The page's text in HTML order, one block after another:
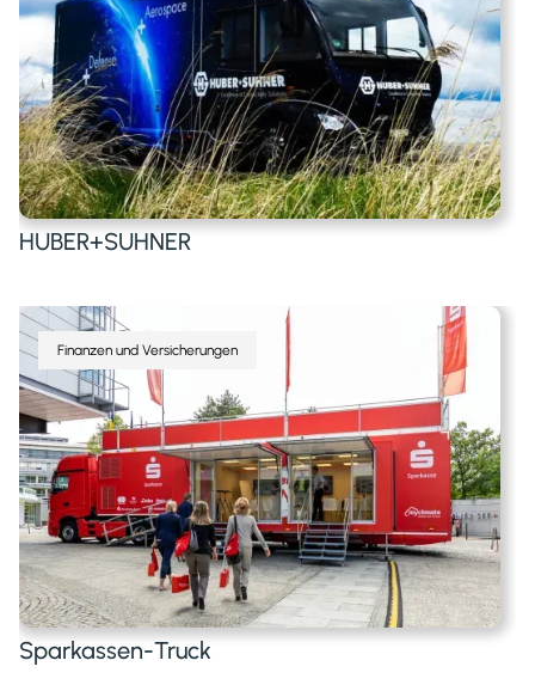
HUBER+SUHNER
Sparkassen-Truck
Finanzen und Versicherungen